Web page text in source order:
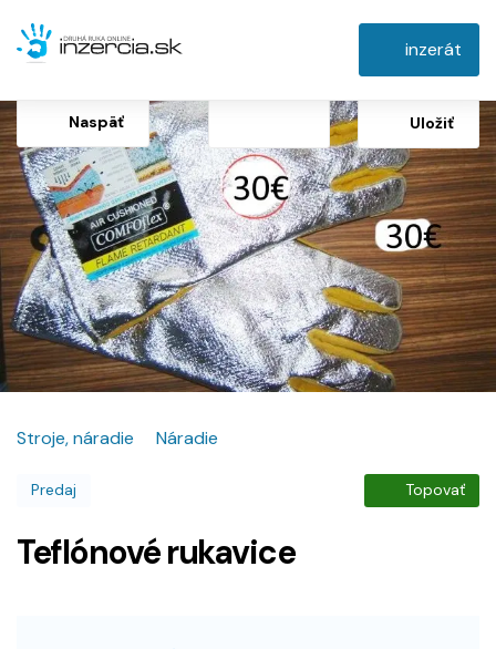
inzerát
Naspäť Uložiť
Stroje, náradie Náradie
Predaj Topovať
Teflónové rukavice